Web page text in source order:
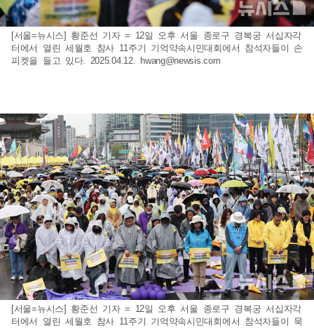
[서울=뉴시스] 황준선 기자 = 12일 오후 서울 종로구 경복궁 서십자각
터에서 열린 세월호 참사 11주기 기억약속시민대회에서 참석자들이 손
피켓을 들고 있다. 2025.04.12. hwang@newsis.com
[서울=뉴시스] 황준선 기자 = 12일 오후 서울 종로구 경복궁 서십자각
터에서 열린 세월호 참사 11주기 기억약속시민대회에서 참석자들이 묵